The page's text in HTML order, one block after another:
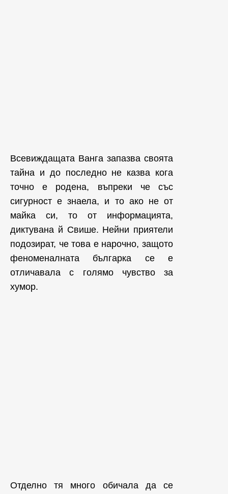
Всевиждащата Ванга запазва своята
тайна и до последно не казва кога
точно е родена, въпреки че със
сигурност е знаела, и то ако не от
майка си, то от информацията,
диктувана й Свише. Нейни приятели
подозират, че това е нарочно, защото
феноменалната българка се е
отличавала с голямо чувство за
хумор.
Отделно тя много обичала да се